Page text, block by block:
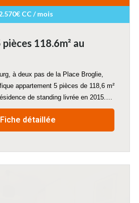
CC / mois
118.6m² au
à deux pas de la Place Broglie,
appartement 5 pièces de 118,6 m²
de standing livrée en 2015.…
Fiche détaillée